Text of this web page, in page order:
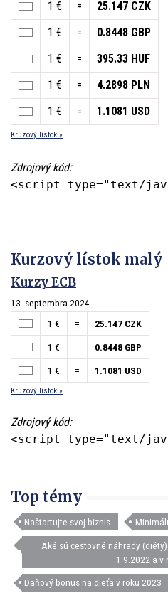
1 €
=
25.147 CZK
1 €
=
0.8448 GBP
1 €
=
395.33 HUF
1 €
=
4.2898 PLN
1 €
= 1.1081 USD
Kruzový lístok »
Zdrojový kód:
<script type="text/
Kurzový lístok malý
Kurzy ECB
13. septembra 2024
1 €
= 25.147 CZK
1 € = 0.8448 GBP
1 € = 1.1081 USD
Kruzový lístok »
Zdrojový kód:
<script type="text/
Top témy
Naštartujte svoj biznis
Aké sú cestovné náhrady
1.9.2022 a v
Daňový bonus na dieťa v roku 2023